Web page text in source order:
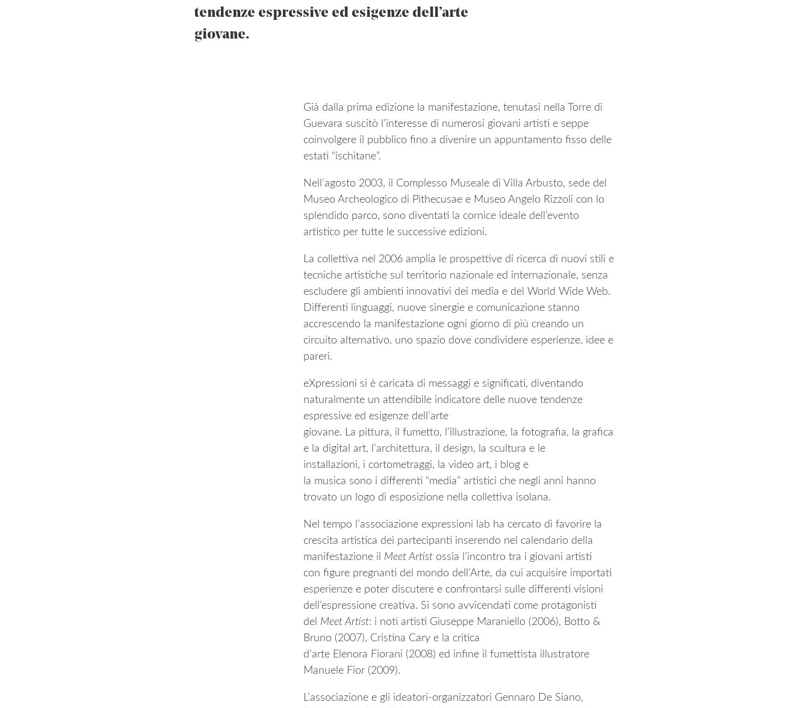
tendenze espressive ed esigenze dell’arte
giovane.
Già dalla prima edizione la manifestazione, tenutasi nella Torre di
Guevara suscitò l’interesse di numerosi giovani artisti e seppe
coinvolgere il pubblico fino a divenire un appuntamento fisso delle
estati “ischitane”.
Nell’agosto 2003, il Complesso Museale di Villa Arbusto, sede del
Museo Archeologico di Pithecusae e Museo Angelo Rizzoli con lo
splendido parco, sono diventati la cornice ideale dell’evento
artistico per tutte le successive edizioni.
La collettiva nel 2006 amplia le prospettive di ricerca di nuovi stili e
tecniche artistiche sul territorio nazionale ed internazionale, senza
escludere gli ambienti innovativi dei media e del World Wide Web.
Differenti linguaggi, nuove sinergie e comunicazione stanno
accrescendo la manifestazione ogni giorno di più creando un
circuito alternativo, uno spazio dove condividere esperienze, idee e
pareri.
eXpressioni si è caricata di messaggi e significati, diventando
naturalmente un attendibile indicatore delle nuove tendenze
espressive ed esigenze dell’arte
giovane. La pittura, il fumetto, l’illustrazione, la fotografia, la grafica
e la digital art, l’architettura, il design, la scultura e le
installazioni, i cortometraggi, la video art, i blog e
la musica sono i differenti “media” artistici che negli anni hanno
trovato un logo di esposizione nella collettiva isolana.
Nel tempo l’associazione expressioni lab ha cercato di favorire la
crescita artistica dei partecipanti inserendo nel calendario della
manifestazione il Meet Artist ossia l’incontro tra i giovani artisti
con figure pregnanti del mondo dell’Arte, da cui acquisire importati
esperienze e poter discutere e confrontarsi sulle differenti visioni
dell’espressione creativa. Si sono avvicendati come protagonisti
del Meet Artist: i noti artisti Giuseppe Maraniello (2006), Botto &
Bruno (2007), Cristina Cary e la critica
d’arte Elenora Fiorani (2008) ed infine il fumettista illustratore
Manuele Fior (2009).
L’associazione e gli ideatori-organizzatori Gennaro De Siano,